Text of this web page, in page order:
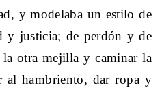
y modelaba un estilo de
y justicia; de perdón y de
otra mejilla y caminar la
al hambriento, dar ropa y